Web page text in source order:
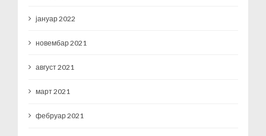
јануар 2022
новембар 2021
август 2021
март 2021
фебруар 2021